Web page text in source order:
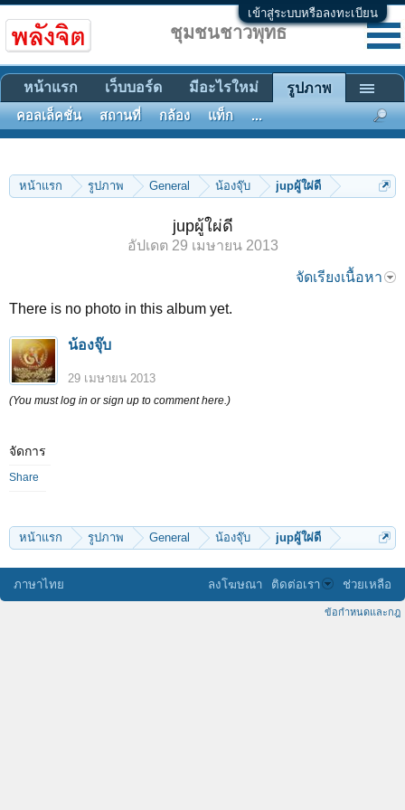
เข้าสู่ระบบหรือลงทะเบียน
หน้าแรก รูปภาพ General น้องจุ๊บ jupผู้ใผ่ดี
jupผู้ใผ่ดี
อัปเดต 29 เมษายน 2013
จัดเรียงเนื้อหา
There is no photo in this album yet.
น้องจุ๊บ
29 เมษายน 2013
(You must log in or sign up to comment here.)
จัดการ
Share
หน้าแรก รูปภาพ General น้องจุ๊บ jupผู้ใผ่ดี
ชุมชนชาวพุทธ
หน้าแรก เว็บบอร์ด มีอะไรใหม่ รูปภาพ
คอลเล็คชั่น สถานที่ กล้อง แท็ก ...
ภาษาไทย ลงโฆษณา ติดต่อเรา ช่วยเหลือ
ข้อกำหนดและกฎ